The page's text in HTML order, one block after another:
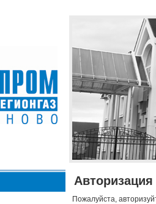
Авторизация
Пожалуйста,